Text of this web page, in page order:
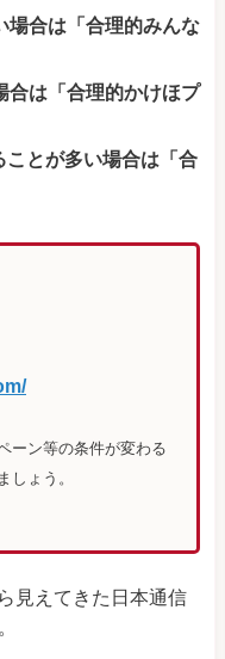
場合は「合理的みんな
合は「合理的かけほプ
ことが多い場合は「合
ーン等の条件が変わる
しょう。
見えてきた日本通信